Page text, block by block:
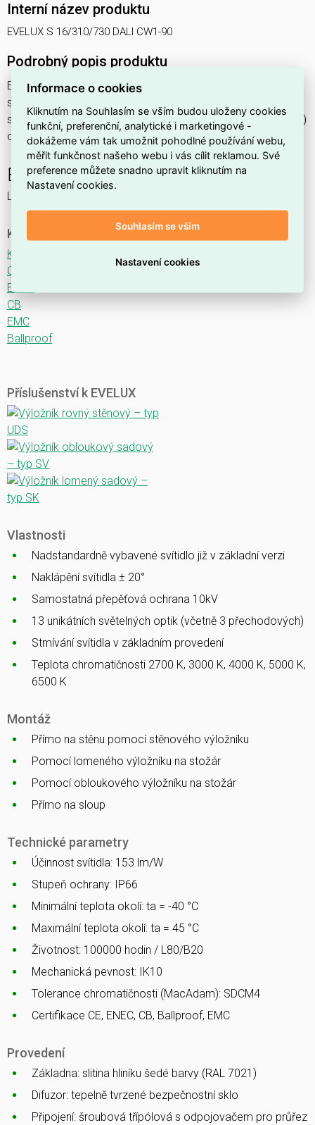
Interní název produktu
EVELUX S 16/310/730 DALI CW1-90
Podrobný popis produktu
EVELUX S 16/310/730 DALI CW1-90 18W IP66
svítidlo pouliční s modulem LED, spektrum 730A3, regulace
stmívání ovládané DALI protokolem, optika CW1 (Crosswalk)
otočená o 90°
EVELUX
LED svítidlo pro osvětlení komunikací.
Ke stažení
Katalogový list
CE
ENEC
CB
EMC
Ballproof
Příslušenství k EVELUX
Vlastnosti
Nadstandardně vybavené svítidlo již v základní verzi
Naklápění svítidla ± 20°
Samostatná přepěťová ochrana 10kV
13 unikátních světelných optik (včetně 3 přechodových)
Stmívání svítidla v základním provedení
Teplota chromatičnosti 2700 K, 3000 K, 4000 K, 5000 K,
6500 K
Montáž
Přímo na stěnu pomocí stěnového výložníku
Pomocí lomeného výložníku na stožár
Pomocí obloukového výložníku na stožár
Přímo na sloup
Technické parametry
Účinnost svítidla: 153 lm/W
Stupeň ochrany: IP66
Minimální teplota okolí: ta = -40 °C
Maximální teplota okolí: ta = 45 °C
Životnost: 100000 hodin / L80/B20
Mechanická pevnost: IK10
Tolerance chromatičnosti (MacAdam): SDCM4
Certifikace CE, ENEC, CB, Ballproof, EMC
Provedení
Základna: slitina hliníku šedé barvy (RAL 7021)
Difuzor: tepelně tvrzené bezpečnostní sklo
Připojení: šroubová třípólová s odpojovačem pro průřez
Informace o cookies
Kliknutím na Souhlasím se vším budou uloženy cookies
funkční, preferenční, analytické i marketingové -
dokážeme vám tak umožnit pohodlné používání webu,
měřit funkčnost našeho webu i vás cílit reklamou. Své
preference můžete snadno upravit kliknutím na
Nastavení cookies.
Souhlasím se vším
Nastavení cookies